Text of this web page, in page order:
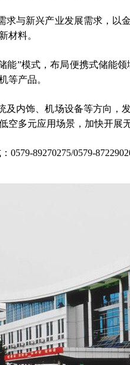
求与新兴产业发展需求，以
材料。
能”模式，布局便携式储能
等产品。
及内饰、机场设备等方向，
空多元应用场景，加快开展
0579-89270275/0579-